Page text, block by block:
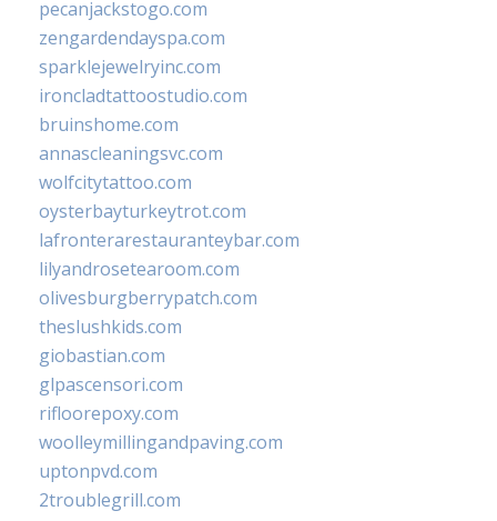
pecanjackstogo.com
zengardendayspa.com
sparklejewelryinc.com
ironcladtattoostudio.com
bruinshome.com
annascleaningsvc.com
wolfcitytattoo.com
oysterbayturkeytrot.com
lafronterarestauranteybar.com
lilyandrosetearoom.com
olivesburgberrypatch.com
theslushkids.com
giobastian.com
glpascensori.com
rifloorepoxy.com
woolleymillingandpaving.com
uptonpvd.com
2troublegrill.com